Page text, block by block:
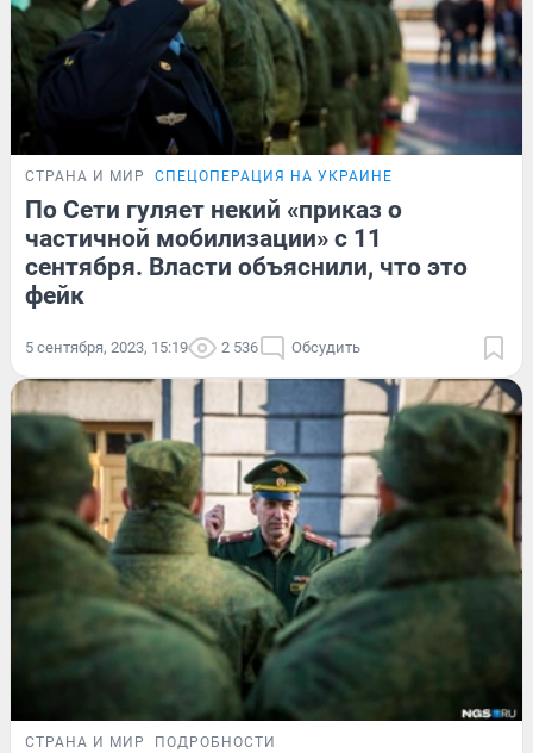
СТРАНА И МИР СПЕЦОПЕРАЦИЯ НА УКРАИНЕ
По Сети гуляет некий «приказ о
частичной мобилизации» с 11
сентября. Власти объяснили, что это
фейк
5 сентября, 2023, 15:19 2 536 Обсудить
СТРАНА И МИР ПОДРОБНОСТИ